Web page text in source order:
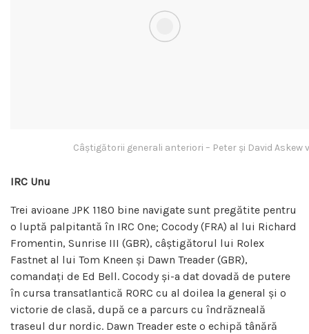
Câștigătorii generali anteriori – Peter și David
IRC Unu
Trei avioane JPK 1180 bine navigate sunt pregătite pentru
o luptă palpitantă în IRC One; Cocody (FRA) al lui Richard
Fromentin, Sunrise III (GBR), câștigătorul lui Rolex
Fastnet al lui Tom Kneen și Dawn Treader (GBR),
comandați de Ed Bell. Cocody și-a dat dovadă de putere
în cursa transatlantică RORC cu al doilea la general și o
victorie de clasă, după ce a parcurs cu îndrăzneală
traseul dur nordic. Dawn Treader este o echipă tânără